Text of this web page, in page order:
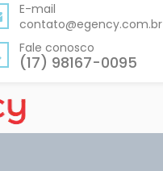
E-mail
contato@egency.com.br
Fale conosco
(17) 98167-0095